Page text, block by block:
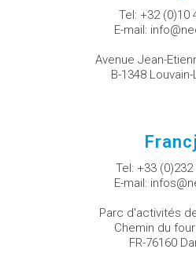
Tel: +32 (0)10
E-mail:
Avenue Jean-
B-1348
Tel: +33 (0)232
E-mail:
Parc d'activités
Chemin du
FR-76160